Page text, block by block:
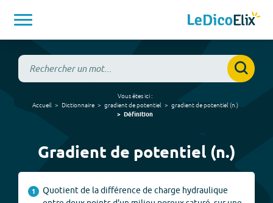
Vous êtes ici :
Accueil
Dictionnaire gradient de potentiel gradient de potentiel (n. )
Définition
Gradient de potentiel (n.)
1
Quotient de la différence de charge hydraulique